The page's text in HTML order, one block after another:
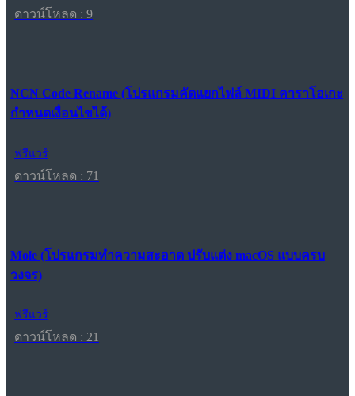
ดาวน์โหลด : 9
NCN Code Rename (โปรแกรมคัดแยกไฟล์ MIDI คาราโอเกะ
กำหนดเงื่อนไขได้)
ฟรีแวร์
ดาวน์โหลด : 71
Mole (โปรแกรมทำความสะอาด ปรับแต่ง macOS แบบครบ
วงจร)
ฟรีแวร์
ดาวน์โหลด : 21